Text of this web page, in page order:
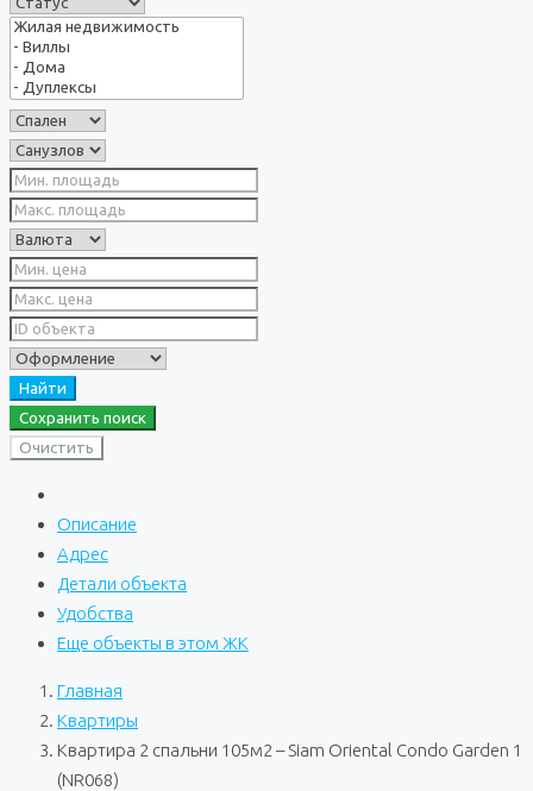
Найти
Сохранить поиск
Очистить
Описание
Адрес
Детали объекта
Удобства
Еще объекты в этом ЖК
Главная
Квартиры
Квартира 2 спальни 105м2 – Siam Oriental Condo Garden 1
(NR068)